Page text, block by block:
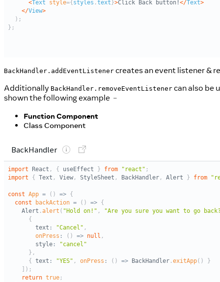
BackHandler.addEventListener creates an event listener &
Additionally BackHandler.removeEventListener can also be
shown the following example ﹣
Function Component
Class Component